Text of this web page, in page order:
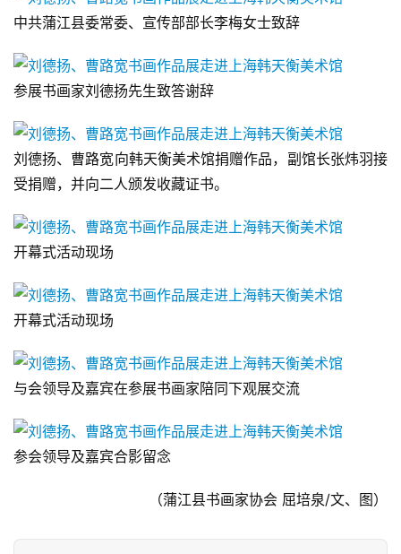
稿
学
术
究
法
欣
赏
砚
边
话
术
图
中共蒲江县委常委、宣传部部长李梅女士致辞
参展书画家刘德扬先生致答谢辞
刘德扬、曹路宽向韩天衡美术馆捐赠作品，副馆长张炜羽接
受捐赠，并向二人颁发收藏证书。
开幕式活动现场
开幕式活动现场
与会领导及嘉宾在参展书画家陪同下观展交流
参会领导及嘉宾合影留念
（蒲江县书画家协会 屈培泉/文、图）